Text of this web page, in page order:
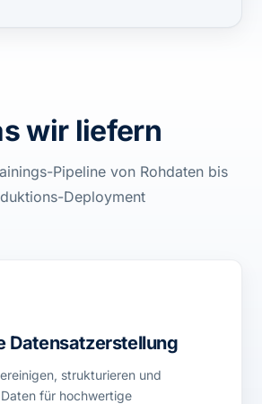
wir liefern
Pipeline von Rohdaten bis
Deployment
Datensatzerstellung
strukturieren und
für hochwertige